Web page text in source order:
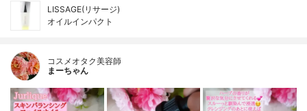
LISSAGE(リサージ)
オイルインパクト
コスメオタク美容師
まーちゃん